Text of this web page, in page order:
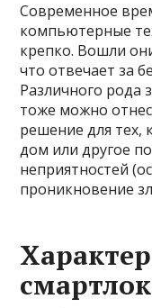
Современное
компьютерные
крепко. Вошли
что отвечает за
Различного
тоже можно
решение для тех,
дом или другое
неприятностей
проникновение